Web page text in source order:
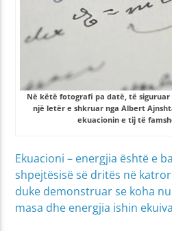
Në këtë fotografi pa datë, të siguruar
një letër e shkruar nga Albert
ekuacionin e tij të
Ekuacioni – energjia është e
shpejtësisë së dritës në
duke demonstruar se koha
masa dhe energjia ishin